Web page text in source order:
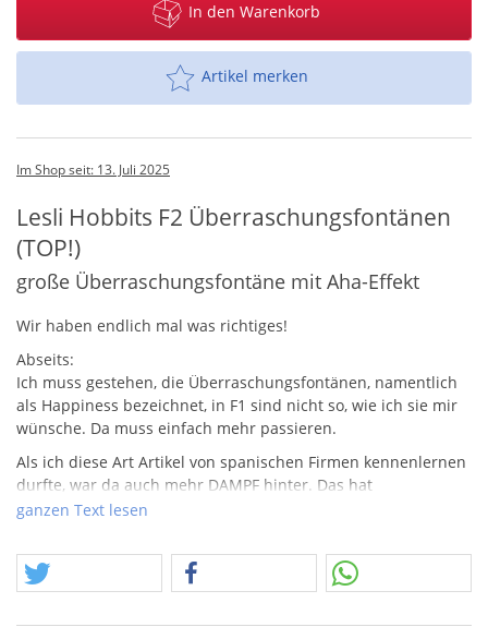
In den Warenkorb
Artikel merken
Im Shop seit: 13. Juli 2025
Lesli Hobbits F2 Überraschungsfontänen
(TOP!)
große Überraschungsfontäne mit Aha-Effekt
Wir haben endlich mal was richtiges!
Abseits:
Ich muss gestehen, die Überraschungsfontänen, namentlich
als Happiness bezeichnet, in F1 sind nicht so, wie ich sie mir
wünsche. Da muss einfach mehr passieren.
Als ich diese Art Artikel von spanischen Firmen kennenlernen
durfte, war da auch mehr DAMPF hinter. Das hat
offensichtlich mit der Klassifizierung zutun, denn diese ältere
besser! Endlich mal, auch wenn F2. Vielleicht muss man die
umpacken, in F1 Schachteln…. aahh… keine gute Idee. :-)
ganzen Text lesen